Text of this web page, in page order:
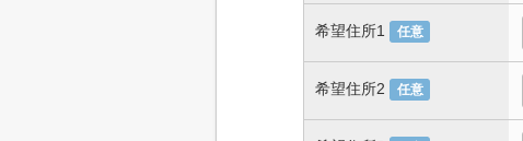
希望住所1 任意
希望住所2 任意